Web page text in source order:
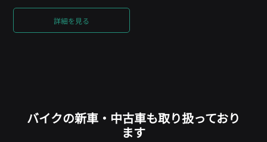
詳細を見る
バイクの新車・中古車も取り扱っており
ます